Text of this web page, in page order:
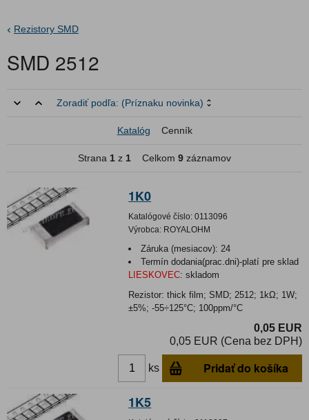
Rezistory SMD
SMD 2512
Zoradiť podľa: (Príznaku novinka)
Katalóg Cenník
Strana 1 z 1 Celkom 9 záznamov
1K0
Katalógové číslo: 0113096
Výrobca: ROYALOHM
Záruka (mesiacov): 24
Termín dodania(prac.dni)-platí pre sklad
LIESKOVEC: skladom
Rezistor: thick film; SMD; 2512; 1kΩ; 1W;
±5%; -55÷125°C; 100ppm/°C
0,05 EUR
0,05 EUR (Cena bez DPH)
ks Pridať do košíka
1K5